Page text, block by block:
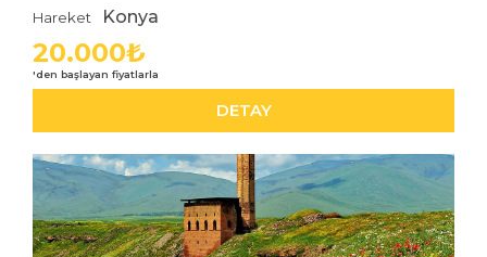
Hareket Konya
20.000₺
DETAY